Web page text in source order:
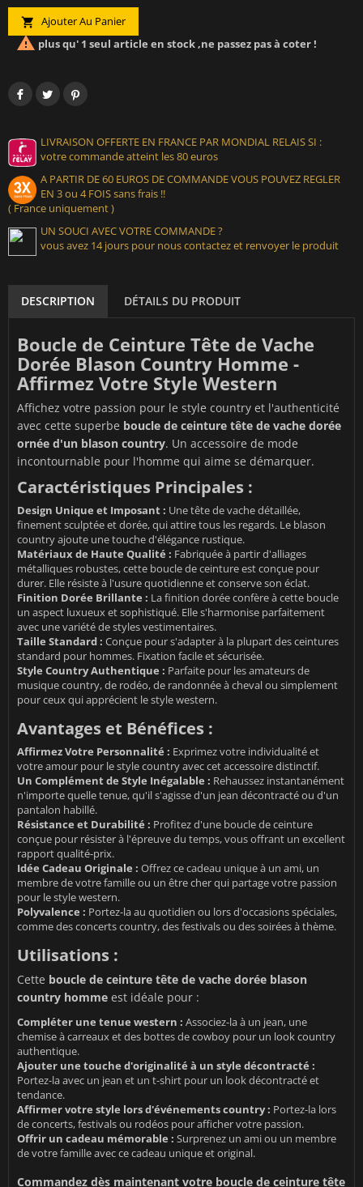
 Ajouter Au Panier
 plus qu' 1 seul article en stock ,ne passez pas à coter !
LIVRAISON OFFERTE EN FRANCE PAR MONDIAL RELAIS SI :
votre commande atteint les 80 euros
A PARTIR DE 60 EUROS DE COMMANDE VOUS POUVEZ REGLER
EN 3 ou 4 FOIS sans frais !!
( France uniquement )
UN SOUCI AVEC VOTRE COMMANDE ?
vous avez 14 jours pour nous contactez et renvoyer le produit
DESCRIPTION DÉTAILS DU PRODUIT
Boucle de Ceinture Tête de Vache
Dorée Blason Country Homme -
Affirmez Votre Style Western
Affichez votre passion pour le style country et l'authenticité
avec cette superbe boucle de ceinture tête de vache dorée
ornée d'un blason country. Un accessoire de mode
incontournable pour l'homme qui aime se démarquer.
Caractéristiques Principales :
Design Unique et Imposant : Une tête de vache détaillée,
finement sculptée et dorée, qui attire tous les regards. Le blason
country ajoute une touche d'élégance rustique.
Matériaux de Haute Qualité : Fabriquée à partir d'alliages
métalliques robustes, cette boucle de ceinture est conçue pour
durer. Elle résiste à l'usure quotidienne et conserve son éclat.
Finition Dorée Brillante : La finition dorée confère à cette boucle
un aspect luxueux et sophistiqué. Elle s'harmonise parfaitement
avec une variété de styles vestimentaires.
Taille Standard : Conçue pour s'adapter à la plupart des ceintures
standard pour hommes. Fixation facile et sécurisée.
Style Country Authentique : Parfaite pour les amateurs de
musique country, de rodéo, de randonnée à cheval ou simplement
pour ceux qui apprécient le style western.
Avantages et Bénéfices :
Affirmez Votre Personnalité : Exprimez votre individualité et
votre amour pour le style country avec cet accessoire distinctif.
Un Complément de Style Inégalable : Rehaussez instantanément
n'importe quelle tenue, qu'il s'agisse d'un jean décontracté ou d'un
pantalon habillé.
Résistance et Durabilité : Profitez d'une boucle de ceinture
conçue pour résister à l'épreuve du temps, vous offrant un excellent
rapport qualité-prix.
Idée Cadeau Originale : Offrez ce cadeau unique à un ami, un
membre de votre famille ou un être cher qui partage votre passion
pour le style western.
Polyvalence : Portez-la au quotidien ou lors d'occasions spéciales,
comme des concerts country, des festivals ou des soirées à thème.
Utilisations :
Cette boucle de ceinture tête de vache dorée blason
country homme est idéale pour :
Compléter une tenue western : Associez-la à un jean, une
chemise à carreaux et des bottes de cowboy pour un look country
authentique.
Ajouter une touche d'originalité à un style décontracté :
Portez-la avec un jean et un t-shirt pour un look décontracté et
tendance.
Affirmer votre style lors d'événements country : Portez-la lors
de concerts, festivals ou rodéos pour afficher votre passion.
Offrir un cadeau mémorable : Surprenez un ami ou un membre
de votre famille avec ce cadeau unique et original.
Commandez dès maintenant votre boucle de ceinture tête